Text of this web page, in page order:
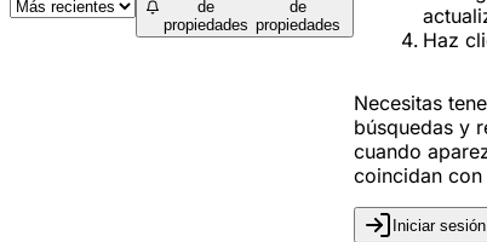
de
propiedades
de
propiedades
Haz
Necesitas
búsquedas y
cuando
coincidan
Iniciar sesión